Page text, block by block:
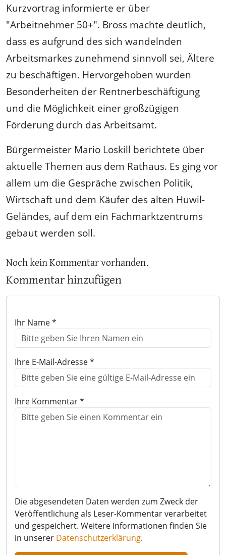
Kurzvortrag informierte er über
"Arbeitnehmer 50+". Bross machte deutlich,
dass es aufgrund des sich wandelnden
Arbeitsmarkes zunehmend sinnvoll sei, Ältere
zu beschäftigen. Hervorgehoben wurden
Besonderheiten der Rentnerbeschäftigung
und die Möglichkeit einer großzügigen
Förderung durch das Arbeitsamt.
Bürgermeister Mario Loskill berichtete über
aktuelle Themen aus dem Rathaus. Es ging vor
allem um die Gespräche zwischen Politik,
Wirtschaft und dem Käufer des alten Huwil-
Geländes, auf dem ein Fachmarktzentrums
gebaut werden soll.
Noch kein Kommentar vorhanden.
Kommentar hinzufügen
Ihr Name *
Ihre E-Mail-Adresse *
Ihre Kommentar *
Die abgesendeten Daten werden zum Zweck der
Veröffentlichung als Leser-Kommentar verarbeitet
und gespeichert. Weitere Informationen finden Sie
in unserer Datenschutzerklärung.